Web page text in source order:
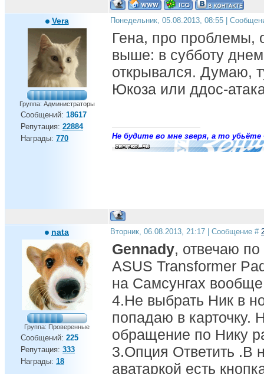
Vera
Группа: Администраторы
Сообщений: 18617
Репутация: 22884
Награды: 770
Понедельник, 05.08.2013, 08:55 |
Гена, про проблемы,
выше: в субботу
открывался. Думаю,
Юкоза или ддос-
Не будите во мне зверя, а то убьёте
nata
Группа: Проверенные
Сообщений: 225
Репутация: 333
Награды: 18
Вторник, 06.08.2013, 21:17 | Сообщение #
Gennady, отвечаю
АSUS Transformer
на Самсунгах
4.Не выбрать Ник в
попадаю в карточку.
обращение по Нику
3.Опция Ответить .В
аватаркой есть